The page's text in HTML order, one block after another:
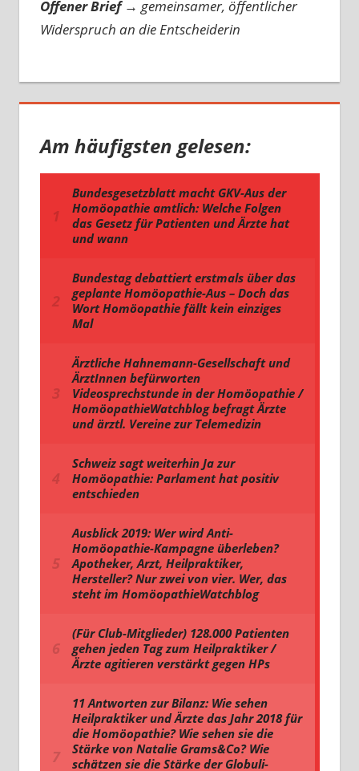
Offener Brief → gemeinsamer, öffentlicher
Widerspruch an die Entscheiderin
Am häufigsten gelesen: